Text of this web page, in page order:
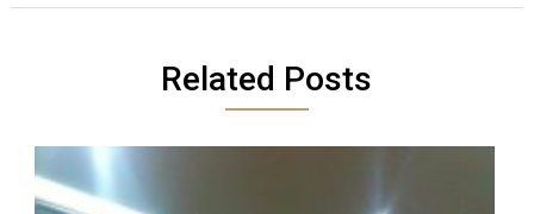
Related Posts